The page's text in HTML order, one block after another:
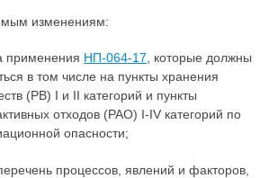
изменениям:
применения НП-064-17 , которые должны
в том числе на пункты хранения
(РВ) I и II категорий и пункты
отходов (РАО) I-IV категорий по
опасности;
процессов, явлений и факторов,